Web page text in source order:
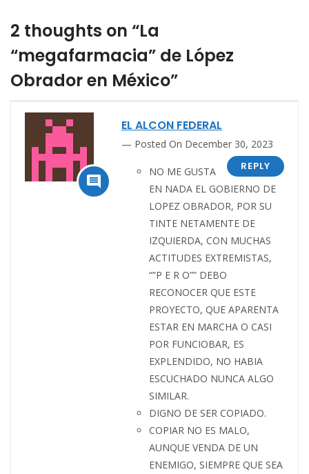
2 thoughts on “La
“megafarmacia” de López
Obrador en México”

EL ALCON FEDERAL
Posted On December 30, 2023
REPLY
NO ME GUSTA
EN NADA EL GOBIERNO DE
LOPEZ OBRADOR, POR SU
TINTE NETAMENTE DE
IZQUIERDA, CON MUCHAS
ACTITUDES EXTREMISTAS,
“”P E R O”” DEBO
RECONOCER QUE ESTE
PROYECTO, QUE APARENTA
ESTAR EN MARCHA O CASI
POR FUNCIOBAR, ES
EXPLENDIDO, NO HABIA
ESCUCHADO NUNCA ALGO
SIMILAR.
DIGNO DE SER COPIADO.
COPIAR NO ES MALO,
AUNQUE VENDA DE UN
ENEMIGO, SIEMPRE QUE SEA